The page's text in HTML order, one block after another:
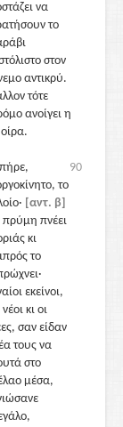
να
το
στον
αντικρύ.
τότε
ανοίγει η
90
το
[αντ. β]
πρύμη πνέει
κι
το
εκείνοι,
νέοι κι οι
σαν είδαν
τους να
στο
μέσα,